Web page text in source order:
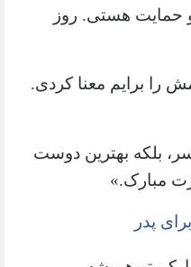
حمایت هستی. روز
را برایم معنا کردی.
بلکه بهترین دوست
مبارک.»
پدر